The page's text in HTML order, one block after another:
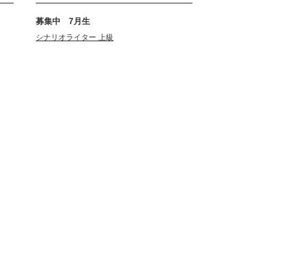
募集中 7月生
シナリオライター 上級